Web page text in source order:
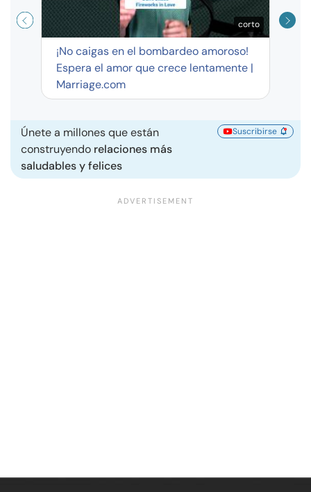
corto
¡No caigas en el bombardeo amoroso!
Espera el amor que crece lentamente |
Marriage.com
Únete a millones que están
construyendo relaciones más
saludables y felices
Suscribirse